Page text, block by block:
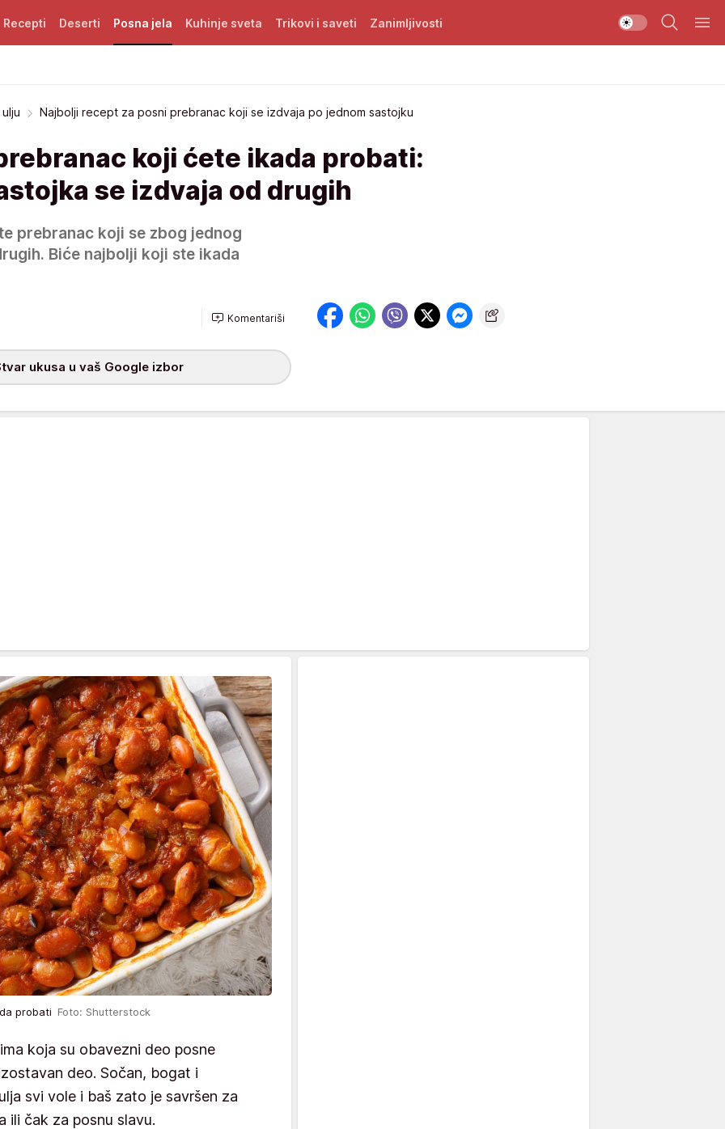
Recepti Deserti Posna jela Kuhinje sveta Trikovi i saveti Zanimljivosti
Najbolji recept za posni prebranac koji se izdvaja po jednom sastojku
koji ćete ikada probati:
se izdvaja od drugih
prebranac koji se zbog jednog
Biće najbolji koji ste ikada
Komentariši
ukusa u vaš Google izbor
probati Foto: Shutterstock
koja su obavezni deo posne
deo. Sočan, bogat i
svi vole i baš zato je savršen za
ili čak za posnu slavu.